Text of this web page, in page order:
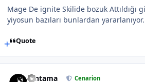
Mage De ignite Skilide bozuk Attıldığı
yiyosun bazıları bunlardan
Quote
Gintama Cenarion